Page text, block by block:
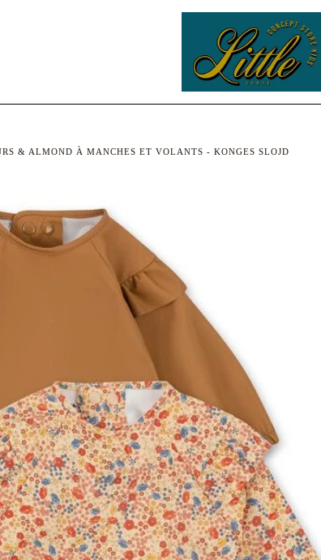
& ALMOND À MANCHES ET VOLANTS - KONGES SLOJD